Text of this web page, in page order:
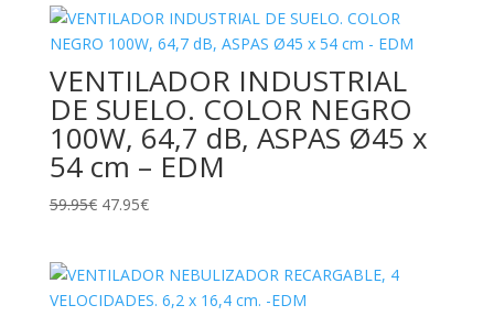
era:
114.95€.
es:
91.95€.
VENTILADOR INDUSTRIAL
DE SUELO. COLOR NEGRO
100W, 64,7 dB, ASPAS Ø45 x
54 cm – EDM
59.95€ El
era:
59.95€.
47.95€El
es:
47.95€.